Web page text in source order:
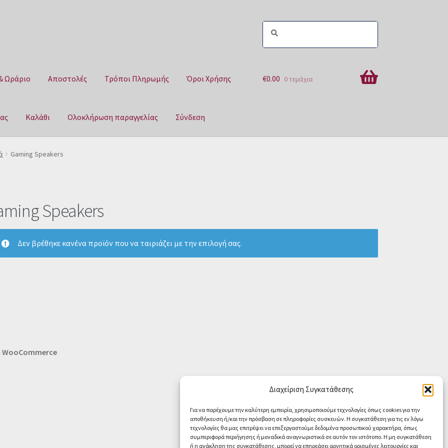
Διαχείριση Συγκατάθεσης
Για να παρέχουμε την καλύτερη εμπειρία, χρησιμοποιούμε τεχνολογίες όπως cookies για την
αποθήκευση ή/και την πρόσβαση σε πληροφορίες συσκευών. Η συγκατάθεση για τις εν λόγω
τεχνολογίες θα μας επιτρέψει να επεξεργαστούμε δεδομένα προσωπικού χαρακτήρα, όπως
συμπεριφορά περιήγησης ή μοναδικά αναγνωριστικά σε αυτόν τον ιστότοπο. Η μη συγκατάθεση
ή η ανάκληση της συγκατάθεσης, μπορεί να επηρεάσει αρνητικά ορισμένες λειτουργίες και
Ωράριο Αποστολές Τρόποι Πληρωμής Όροι Χρήσης
Καλάθι Ολοκλήρωση παραγγελίας Σύνδεση
Αποστολές Τρόποι Πληρωμής
€0.00 0 τεμάχια
Gaming Speakers
Speakers
Δεν βρέθηκε κανένα προϊόν που να ταιριάζει με την επιλογή σας.
WooCommerce